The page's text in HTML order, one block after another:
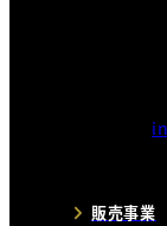
販売事業